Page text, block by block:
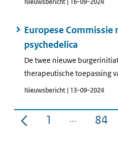
Europese
psychedelica
De twee nieuwe
therapeutische toepassing
Nieuwsbericht | 13-09-2024
Pagina
1 84